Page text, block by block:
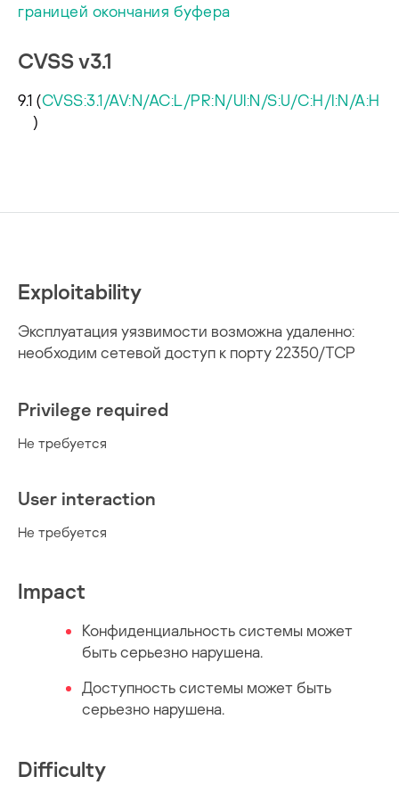
границей окончания буфера
CVSS v3.1
9.1 (CVSS:3.1/AV:N/AC:L/PR:N/UI:N/S:U/C:H/I:N/A:H
)
Exploitability
Эксплуатация уязвимости возможна удаленно:
необходим сетевой доступ к порту 22350/TCP
Privilege required
Не требуется
User interaction
Не требуется
Impact
Конфиденциальность системы может
быть серьезно нарушена.
Доступность системы может быть
серьезно нарушена.
Difficulty